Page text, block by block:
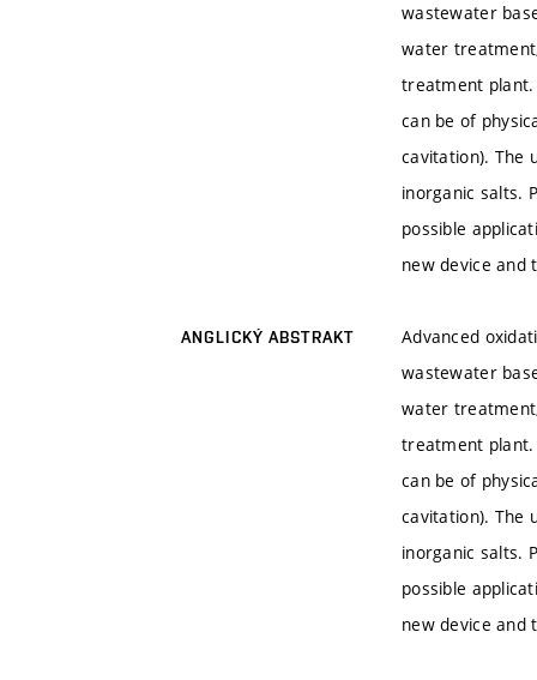
wastewater
water
treatment plant.
can be of
cavitation). The
inorganic salts.
possible
new device and
ANGLICKÝ ABSTRAKT
Advanced
wastewater
water
treatment plant.
can be of
cavitation). The
inorganic salts.
possible
new device and